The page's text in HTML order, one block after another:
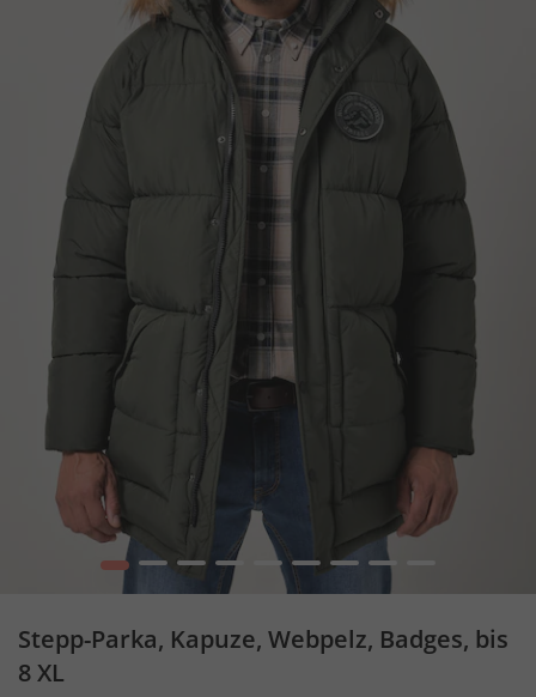
1 2 3 4 6 7 8
Stepp-Parka, Kapuze, Webpelz, Badges, bis
8 XL